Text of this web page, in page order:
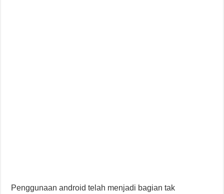
Penggunaan android telah menjadi bagian tak